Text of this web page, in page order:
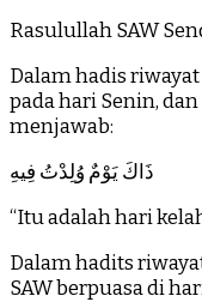
Rasulullah SAW
Dalam hadis
pada hari Senin,
menjawab:
ذَاكَ يَوْمٌ وُلِدْتُ فِيهِ
“Itu adalah hari
Dalam hadits
SAW berpuasa di